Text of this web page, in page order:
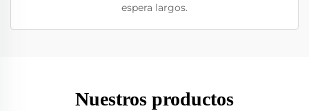
espera largos.
Nuestros productos